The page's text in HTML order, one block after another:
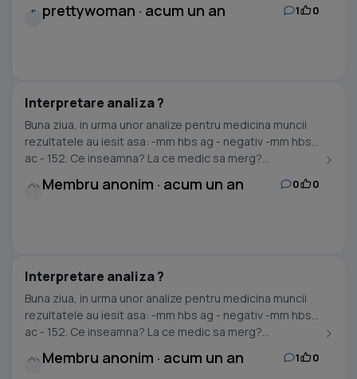
P prettywoman · acum un an 1 0
Interpretare analiza ?
Buna ziua, in urma unor analize pentru medicina muncii
rezultatele au iesit asa: -mm hbs ag - negativ -mm hbs
ac - 152. Ce inseamna? La ce medic sa merg?...
Membru anonim · acum un an 0 0
Interpretare analiza ?
Buna ziua, in urma unor analize pentru medicina muncii
rezultatele au iesit asa: -mm hbs ag - negativ -mm hbs
ac - 152. Ce inseamna? La ce medic sa merg?...
Membru anonim · acum un an 1 0